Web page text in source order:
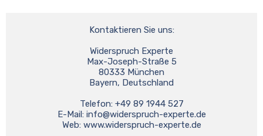
Kontaktieren Sie uns:
Widerspruch Experte
Max-Joseph-Straße 5
80333 München
Bayern, Deutschland
Telefon: +49 89 1944 527
E-Mail: info@widerspruch-experte.de
Web: www.widerspruch-experte.de